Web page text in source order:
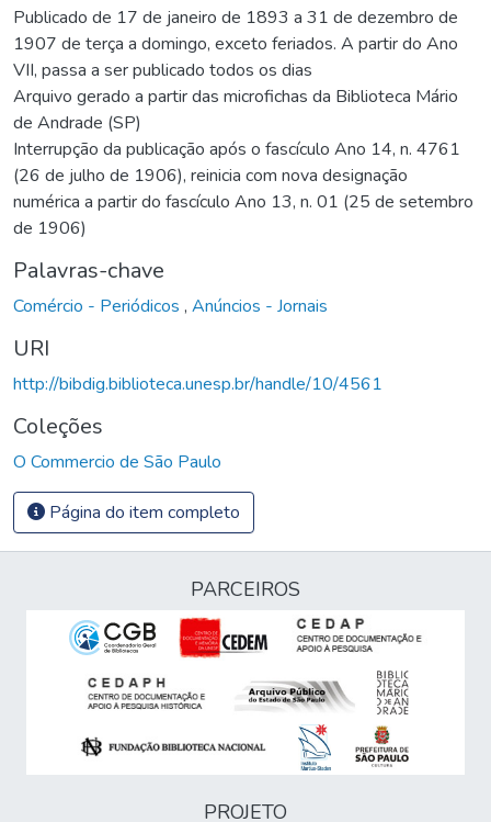
Publicado de 17 de janeiro de 1893 a 31 de dezembro de
1907 de terça a domingo, exceto feriados. A partir do Ano
VII, passa a ser publicado todos os dias
Arquivo gerado a partir das microfichas da Biblioteca Mário
de Andrade (SP)
Interrupção da publicação após o fascículo Ano 14, n. 4761
(26 de julho de 1906), reinicia com nova designação
numérica a partir do fascículo Ano 13, n. 01 (25 de setembro
de 1906)
Palavras-chave
Comércio - Periódicos , Anúncios - Jornais
URI
http://bibdig.biblioteca.unesp.br/handle/10/4561
Coleções
O Commercio de São Paulo
Página do item completo
PARCEIROS
PROJETO